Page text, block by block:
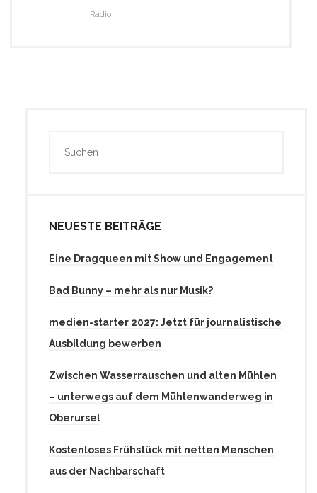
Radio
NEUESTE BEITRÄGE
Eine Dragqueen mit Show und Engagement
Bad Bunny – mehr als nur Musik?
medien-starter 2027: Jetzt für journalistische
Ausbildung bewerben
Zwischen Wasserrauschen und alten Mühlen
– unterwegs auf dem Mühlenwanderweg in
Oberursel
Kostenloses Frühstück mit netten Menschen
aus der Nachbarschaft